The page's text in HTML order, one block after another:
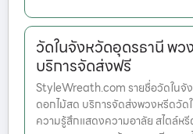
วัดในจังหวัดอุดรธานี พ
บริการจัดส่งฟรี
StyleWreath.com รายชื่อวัดในจั
ดอกไม้สด บริการจัดส่งพวงหรีดวั
ความรู้สึกแสดงความอาลัย สไตล์ห